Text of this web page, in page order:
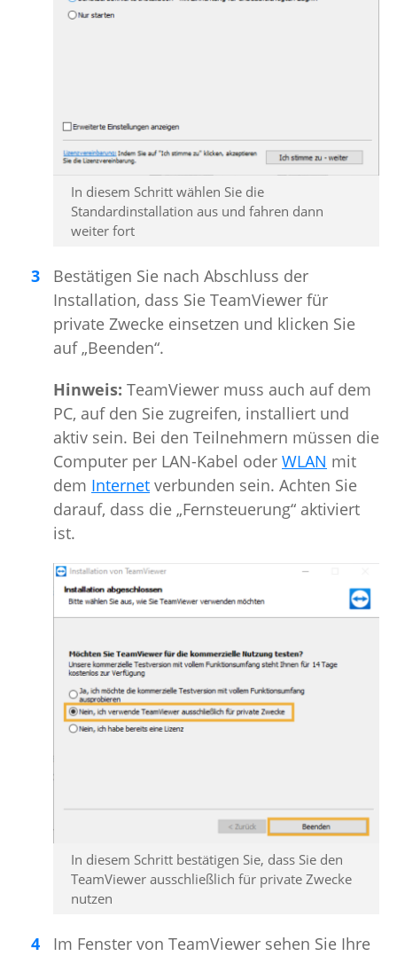
In diesem Schritt wählen Sie die
Standardinstallation aus und fahren dann
weiter fort
Bestätigen Sie nach Abschluss der
Installation, dass Sie TeamViewer für
private Zwecke einsetzen und klicken Sie
auf „Beenden“.
Hinweis: TeamViewer muss auch auf dem
PC, auf den Sie zugreifen, installiert und
aktiv sein. Bei den Teilnehmern müssen die
Computer per LAN-Kabel oder WLAN mit
dem Internet verbunden sein. Achten Sie
darauf, dass die „Fernsteuerung“ aktiviert
ist.
In diesem Schritt bestätigen Sie, dass Sie den
TeamViewer ausschließlich für private Zwecke
nutzen
Im Fenster von TeamViewer sehen Sie Ihre